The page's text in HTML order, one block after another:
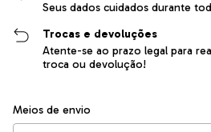
Seus dados cuidados durante
Trocas e devoluções
Atente-se ao prazo legal para
troca ou devolução!
Entregas para o CEP:
Meios de envio